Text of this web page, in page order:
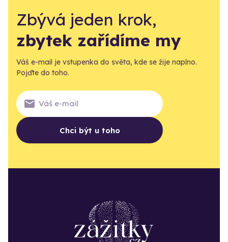
Zbývá jeden krok,
zbytek zařídíme my
Váš e-mail je vstupenka do světa, kde se žije naplno.
Pojďte do toho.
Chci být u toho